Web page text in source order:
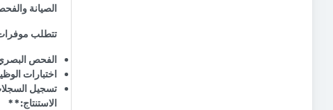
الصيانة
تتطلب
الفحص
اختبارات
تسجيل
الاستنتاج:**